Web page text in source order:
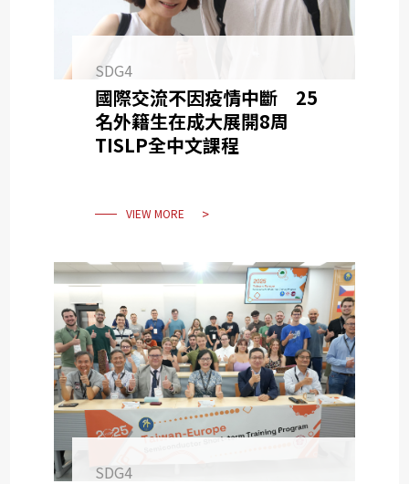
SDG4
國際交流不因疫情中斷 25
名外籍生在成大展開8周
TISLP全中文課程
VIEW MORE
SDG4